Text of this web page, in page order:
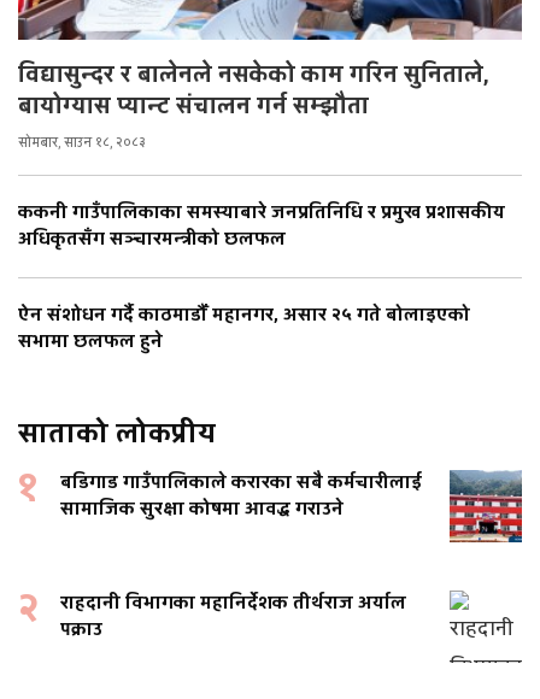
विद्यासुन्दर र बालेनले नसकेको काम गरिन सुनिताले,
बायोग्यास प्यान्ट संचालन गर्न सम्झौता
सोमबार, साउन १८, २०८३
ककनी गाउँपालिकाका समस्याबारे जनप्रतिनिधि र प्रमुख प्रशासकीय
अधिकृतसँग सञ्चारमन्त्रीको छलफल
ऐन संशोधन गर्दै काठमाडौँ महानगर, असार २५ गते बोलाइएको
सभामा छलफल हुने
साताको लोकप्रीय
१
बडिगाड गाउँपालिकाले करारका सबै कर्मचारीलाई
सामाजिक सुरक्षा कोषमा आवद्ध गराउने
२
राहदानी विभागका महानिर्देशक तीर्थराज अर्याल
पक्राउ